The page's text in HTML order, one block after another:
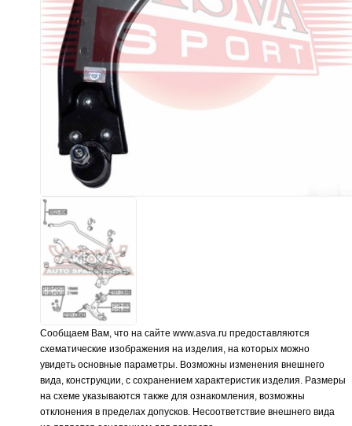
Сообщаем Вам, что на сайте www.asva.ru предоставляются
схематические изображения на изделия, на которых можно
увидеть основные параметры. Возможны изменения внешнего
вида, конструкции, с сохранением характеристик изделия. Размеры
на схеме указываются также для ознакомления, возможны
отклонения в пределах допусков. Несоответствие внешнего вида